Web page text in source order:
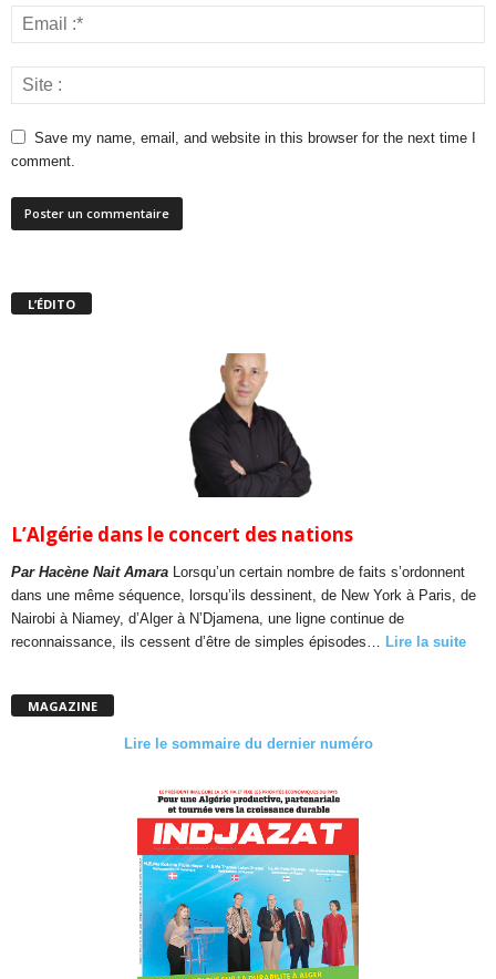
Save my name, email, and website in this browser for the next time I
comment.
L’ÉDITO
L’Algérie dans le concert des nations
Par Hacène Nait Amara Lorsqu’un certain nombre de faits s’ordonnent
dans une même séquence, lorsqu’ils dessinent, de New York à Paris, de
Nairobi à Niamey, d’Alger à N’Djamena, une ligne continue de
reconnaissance, ils cessent d’être de simples épisodes… Lire la suite
MAGAZINE
Lire le sommaire du dernier numéro